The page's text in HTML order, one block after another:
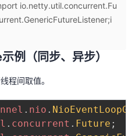
io.netty.util.concurrent.Fu
例（同步、异步）
程间取值。
. nio .
. concurrent . Future ;